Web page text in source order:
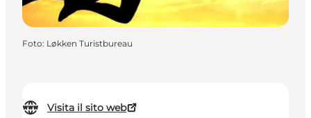
Visita il sito web
Foto: Løkken Turistbureau